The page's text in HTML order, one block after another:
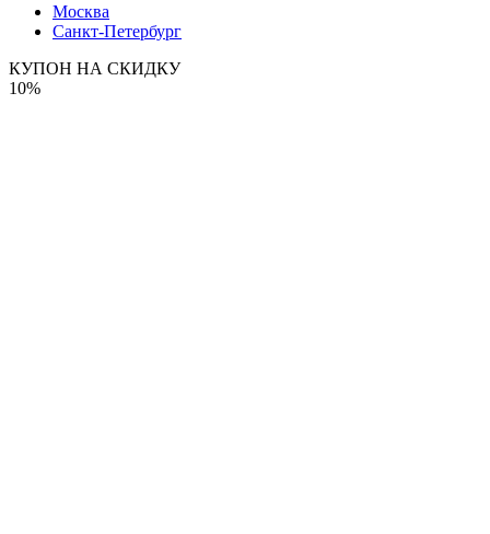
Москва
Санкт-Петербург
КУПОН НА СКИДКУ
10%